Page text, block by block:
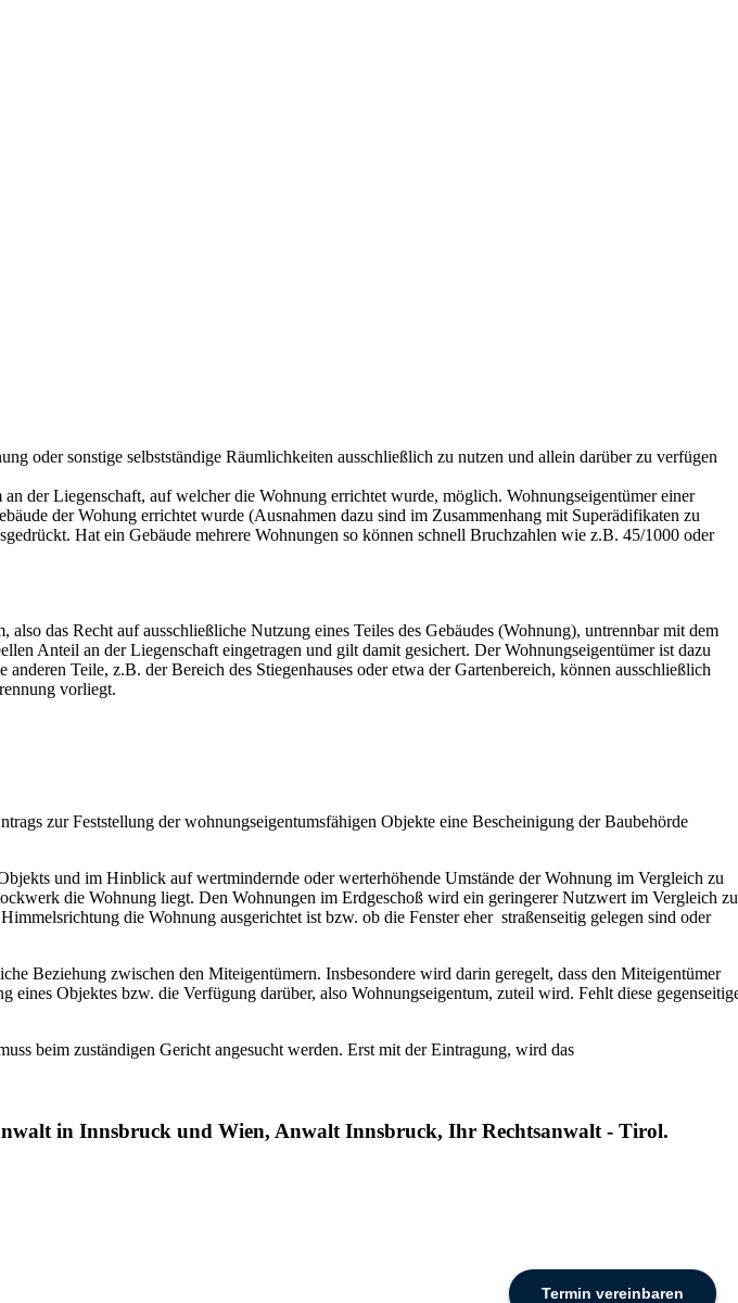
Termin vereinbaren
oder sonstige selbstständige Räumlichkeiten ausschließlich zu nutzen und allein darüber zu verfügen
der Liegenschaft, auf welcher die Wohnung errichtet wurde, möglich. Wohnungseigentümer einer
der Wohung errichtet wurde (Ausnahmen dazu sind im Zusammenhang mit Superädifikaten zu
Hat ein Gebäude mehrere Wohnungen so können schnell Bruchzahlen wie z.B. 45/1000 oder
das Recht auf ausschließliche Nutzung eines Teiles des Gebäudes (Wohnung), untrennbar mit dem
Anteil an der Liegenschaft eingetragen und gilt damit gesichert. Der Wohnungseigentümer ist dazu
Teile, z.B. der Bereich des Stiegenhauses oder etwa der Gartenbereich, können ausschließlich
vorliegt.
zur Feststellung der wohnungseigentumsfähigen Objekte eine Bescheinigung der Baubehörde
und im Hinblick auf wertmindernde oder werterhöhende Umstände der Wohnung im Vergleich zu
die Wohnung liegt. Den Wohnungen im Erdgeschoß wird ein geringerer Nutzwert im Vergleich zu
die Wohnung ausgerichtet ist bzw. ob die Fenster eher straßenseitig gelegen sind oder
Beziehung zwischen den Miteigentümern. Insbesondere wird darin geregelt, dass den Miteigentümer
Objektes bzw. die Verfügung darüber, also Wohnungseigentum, zuteil wird. Fehlt diese
beim zuständigen Gericht angesucht werden. Erst mit der Eintragung, wird das
in Innsbruck und Wien, Anwalt Innsbruck, Ihr Rechtsanwalt - Tirol.